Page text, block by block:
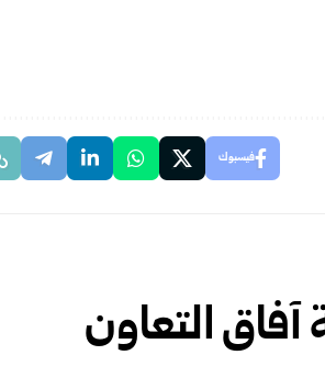
فيسبوك
التعاون